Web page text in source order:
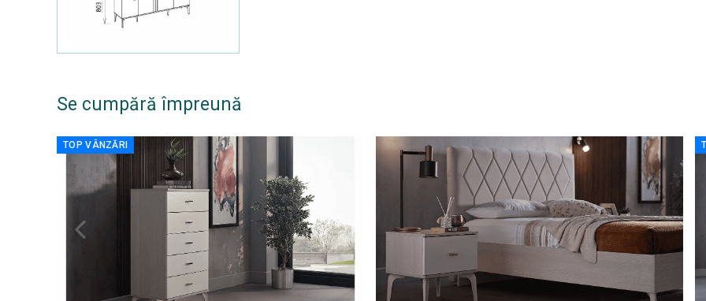
Se cumpără împreună
TOP VÂNZĂRI